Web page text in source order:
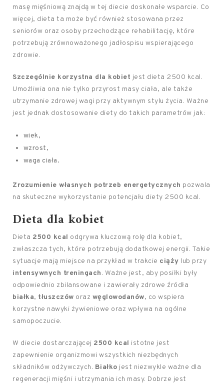
masę mięśniową znajdą w tej diecie doskonałe wsparcie. Co
więcej, dieta ta może być również stosowana przez
seniorów oraz osoby przechodzące rehabilitację, które
potrzebują zrównoważonego jadłospisu wspierającego
zdrowie.
Szczególnie korzystna dla kobiet jest dieta 2500 kcal.
Umożliwia ona nie tylko przyrost masy ciała, ale także
utrzymanie zdrowej wagi przy aktywnym stylu życia. Ważne
jest jednak dostosowanie diety do takich parametrów jak:
wiek,
wzrost,
waga ciała.
Zrozumienie własnych potrzeb energetycznych pozwala
na skuteczne wykorzystanie potencjału diety 2500 kcal.
Dieta dla kobiet
Dieta 2500 kcal odgrywa kluczową rolę dla kobiet,
zwłaszcza tych, które potrzebują dodatkowej energii. Takie
sytuacje mają miejsce na przykład w trakcie ciąży lub przy
intensywnych treningach. Ważne jest, aby posiłki były
odpowiednio zbilansowane i zawierały zdrowe źródła
białka, tłuszczów oraz węglowodanów, co wspiera
korzystne nawyki żywieniowe oraz wpływa na ogólne
samopoczucie.
W diecie dostarczającej 2500 kcal istotne jest
zapewnienie organizmowi wszystkich niezbędnych
składników odżywczych. Białko jest niezwykle ważne dla
regeneracji mięśni i utrzymania ich masy. Dobrze jest